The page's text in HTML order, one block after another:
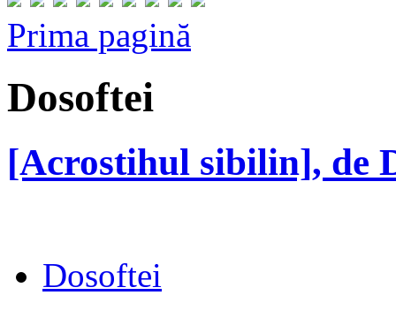
Prima pagină
Dosoftei
[Acrostihul sibilin], de
Dosoftei